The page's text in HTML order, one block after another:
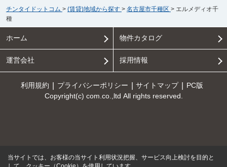
チンタイドットコム > (賃貸)地域から探す > 名古屋市千種区 > エルメディオ千
種
ホーム 物件カタログ
運営会社 採用情報
利用規約 プライバシーポリシー サイトマップ
PC版
Copyright(c) com.co.,ltd All rights reserved.
当サイトでは、お客様の当サイト利用状況把握、サービス向上検討を目的と